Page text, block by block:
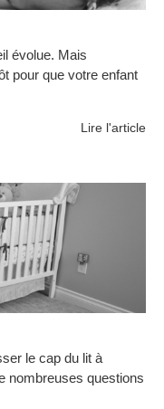
évolue. Mais
pour que votre enfant
Lire l'article
le cap du lit à
nombreuses questions